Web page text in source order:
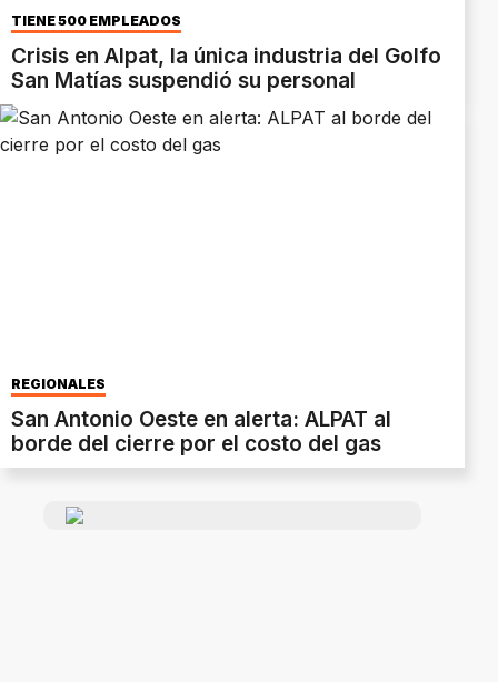
TIENE 500 EMPLEADOS
Crisis en Alpat, la única industria del Golfo
San Matías suspendió su personal
REGIONALES
San Antonio Oeste en alerta: ALPAT al
borde del cierre por el costo del gas